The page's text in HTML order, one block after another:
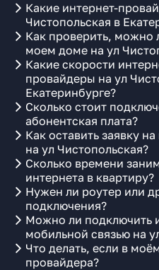
Какие интернет-
Чистопольская в
Как проверить, можно
моем доме на ул
Какие скорости
провайдеры на ул
Екатеринбурге?
Сколько стоит
абонентская плата?
Как оставить заявку
на ул Чистопольская?
Сколько времени
интернета в квартиру?
Нужен ли роутер или
подключения?
Можно ли подключить
мобильной связью на
Что делать, если в
провайдера?